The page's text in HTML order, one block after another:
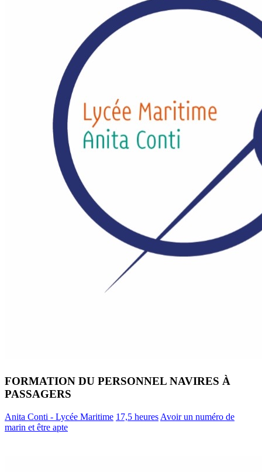
FORMATION DU PERSONNEL NAVIRES À
PASSAGERS
Anita Conti - Lycée Maritime 17,5 heures Avoir un numéro de
marin et être apte